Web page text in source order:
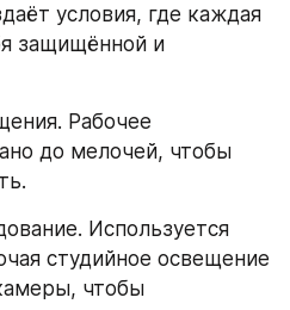
условия, где каждая
защищённой и
Рабочее
до мелочей, чтобы
Используется
студийное освещение
чтобы